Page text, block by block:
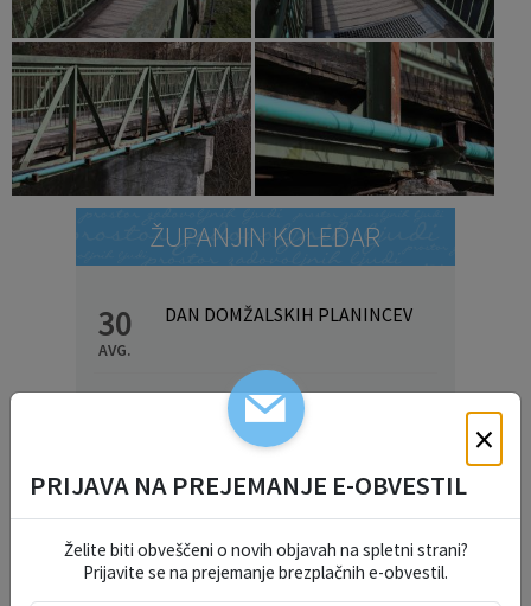
ŽUPANJIN KOLEDAR
30
AVG.
DAN DOMŽALSKIH PLANINCEV
Prikaži več
INFORMATIVNI BILTENI
×
PRIJAVA NA PREJEMANJE E-OBVESTIL
Želite biti obveščeni o novih objavah na spletni strani?
Prijavite se na prejemanje brezplačnih e-obvestil.